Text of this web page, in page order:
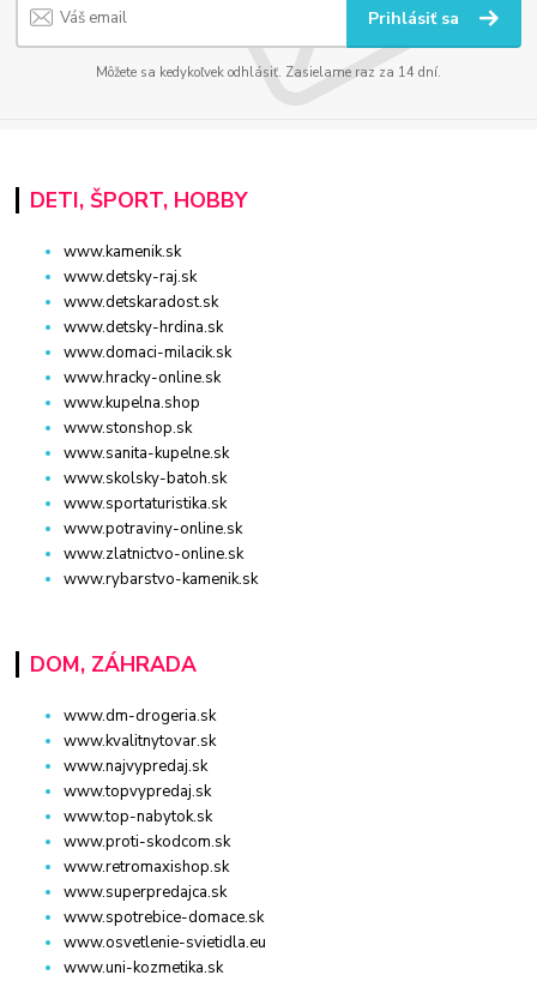
Prihlásiť sa
Môžete sa kedykoľvek odhlásiť. Zasielame raz za 14 dní.
DETI, ŠPORT, HOBBY
www.kamenik.sk
www.detsky-raj.sk
www.detskaradost.sk
www.detsky-hrdina.sk
www.domaci-milacik.sk
www.hracky-online.sk
www.kupelna.shop
www.stonshop.sk
www.sanita-kupelne.sk
www.skolsky-batoh.sk
www.sportaturistika.sk
www.potraviny-online.sk
www.zlatnictvo-online.sk
www.rybarstvo-kamenik.sk
DOM, ZÁHRADA
www.dm-drogeria.sk
www.kvalitnytovar.sk
www.najvypredaj.sk
www.topvypredaj.sk
www.top-nabytok.sk
www.proti-skodcom.sk
www.retromaxishop.sk
www.superpredajca.sk
www.spotrebice-domace.sk
www.osvetlenie-svietidla.eu
www.uni-kozmetika.sk